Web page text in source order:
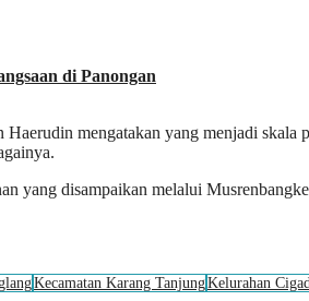
di Panongan
mengatakan yang menjadi
yang disampaikan melalui
Kecamatan Karang TanjungKelurahan